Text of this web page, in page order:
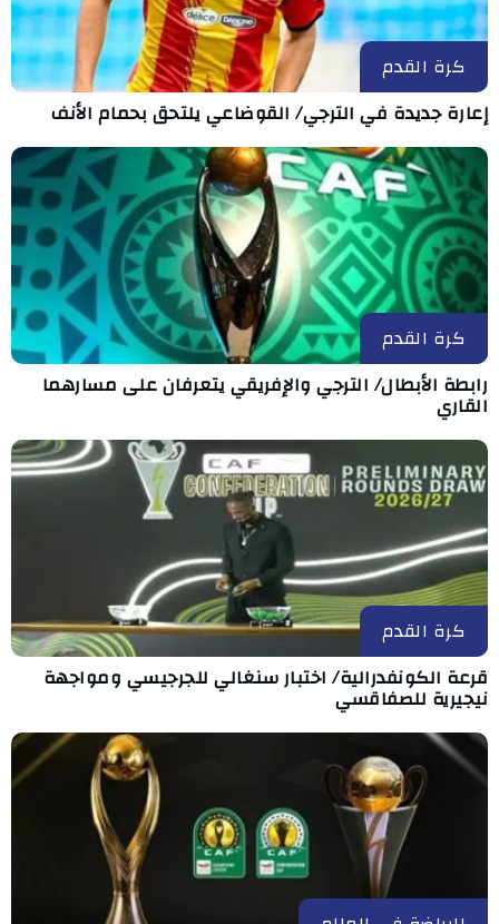
كرة القدم
إعارة جديدة في الترجي/ القوضاعي يلتحق بحمام الأنف
كرة القدم
رابطة الأبطال/ الترجي والإفريقي يتعرفان على مسارهما
القاري
كرة القدم
قرعة الكونفدرالية/ اختبار سنغالي للجرجيسي ومواجهة
نيجيرية للصفاقسي